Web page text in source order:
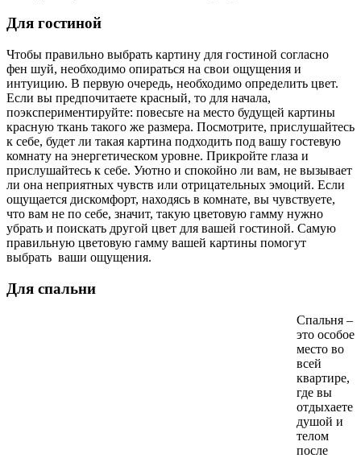
Для гостиной
Чтобы правильно выбрать картину для гостиной согласно
фен шуй, необходимо опираться на свои ощущения и
интуицию. В первую очередь, необходимо определить цвет.
Если вы предпочитаете красный, то для начала,
поэкспериментируйте: повесьте на место будущей картины
красную ткань такого же размера. Посмотрите, прислушайтесь
к себе, будет ли такая картина подходить под вашу гостевую
комнату на энергетическом уровне. Прикройте глаза и
прислушайтесь к себе. Уютно и спокойно ли вам, не вызывает
ли она неприятных чувств или отрицательных эмоций. Если
ощущается дискомфорт, находясь в комнате, вы чувствуете,
что вам не по себе, значит, такую цветовую гамму нужно
убрать и поискать другой цвет для вашей гостиной. Самую
правильную цветовую гамму вашей картины помогут
выбрать ваши ощущения.
Для спальни
Спальня –
это особое
место во
всей
квартире,
где вы
отдыхаете
душой и
телом
после